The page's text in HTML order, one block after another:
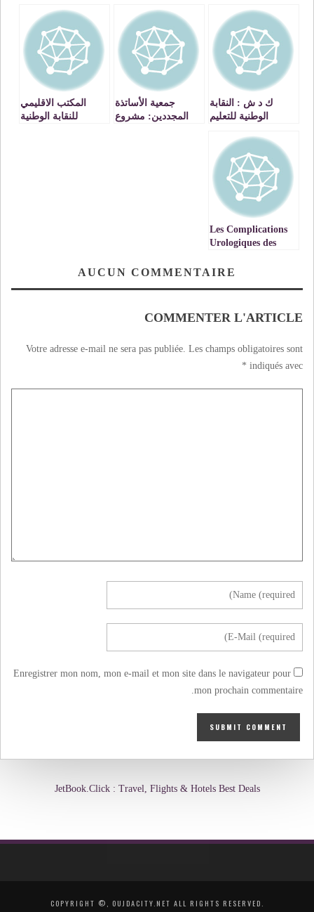
ك د ش : النقابة
الوطنية للتعليم
وجدة / بلاغ اخباري
جمعية الأساتذة
المجددين: مشروع
المكتب الاقليمي
للنقابة الوطنية
Les Complications
Urologiques des
/ Pr . Ali BARKI –
AUCUN COMMENTAIRE
COMMENTER L'ARTICLE
Votre adresse e-mail ne sera pas publiée. Les champs obligatoires sont
indiqués avec
*
Enregistrer mon nom, mon e-mail et mon site dans le navigateur pour
mon prochain commentaire.
JetBook.Click : Travel, Flights & Hotels Best Deals
COPYRIGHT ©, OUJDACITY.NET ALL RIGHTS RESERVED.